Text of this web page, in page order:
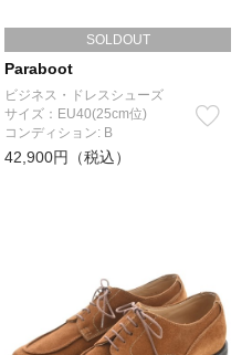
SOLDOUT
Paraboot
ビジネス・ドレスシューズ
サイズ：EU40(25cm位)
コンディション: B
42,900円（税込）